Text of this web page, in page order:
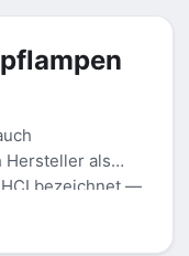
Hersteller als
HCI bezeichnet —
Licht